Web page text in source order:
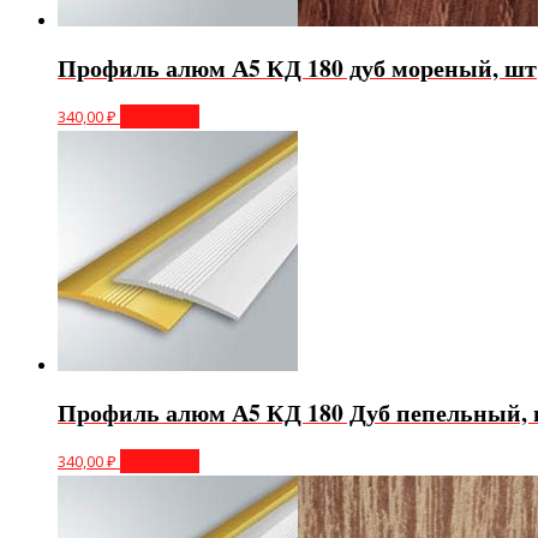
Профиль алюм А5 КД 180 дуб мореный, шт
340,00₽
Профиль алюм А5 КД 180 Дуб пепельный,
340,00₽